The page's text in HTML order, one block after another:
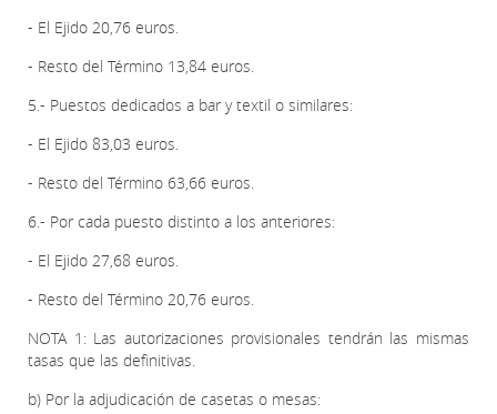
- El Ejido 20,76 euros.
- Resto del Término 13,84 euros.
5.- Puestos dedicados a bar y textil o similares:
- El Ejido 83,03 euros.
- Resto del Término 63,66 euros.
6.- Por cada puesto distinto a los anteriores:
- El Ejido 27,68 euros.
- Resto del Término 20,76 euros.
NOTA 1: Las autorizaciones provisionales tendrán las mismas
tasas que las definitivas.
b) Por la adjudicación de casetas o mesas: